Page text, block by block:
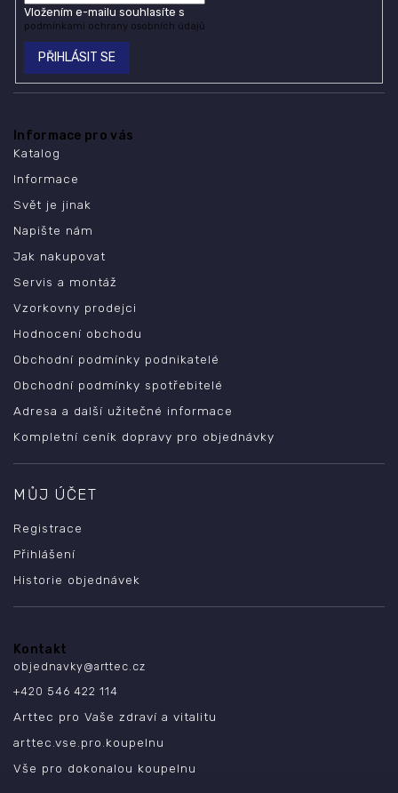
Vložením e-mailu souhlasíte s
podmínkami ochrany osobních údajů
PŘIHLÁSIT SE
Informace pro vás
Katalog
Informace
Svět je jinak
Napište nám
Jak nakupovat
Servis a montáž
Vzorkovny prodejci
Hodnocení obchodu
Obchodní podmínky podnikatelé
Obchodní podmínky spotřebitelé
Adresa a další užitečné informace
Kompletní ceník dopravy pro objednávky
MŮJ ÚČET
Registrace
Přihlášení
Historie objednávek
Kontakt
objednavky@arttec.cz
+420 546 422 114
Arttec pro Vaše zdraví a vitalitu
arttec.vse.pro.koupelnu
Vše pro dokonalou koupelnu